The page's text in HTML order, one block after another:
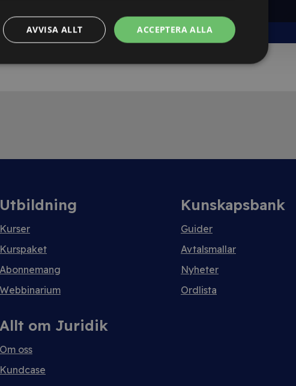
Utbildning
Kurser
Kurspaket
Abonnemang
Webbinarium
Kunskapsbank
Guider
Avtalsmallar
Nyheter
Ordlista
Allt om Juridik
Om oss
Kundcase
ACCEPTERA ALLA
AVVISA ALLT